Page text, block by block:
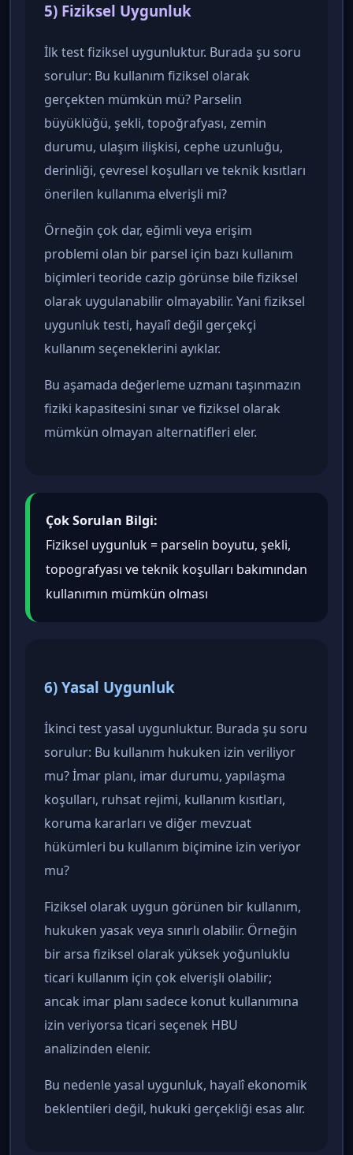
5) Fiziksel Uygunluk
İlk test fiziksel uygunluktur. Burada şu soru
sorulur: Bu kullanım fiziksel olarak
gerçekten mümkün mü? Parselin
büyüklüğü, şekli, topoğrafyası, zemin
durumu, ulaşım ilişkisi, cephe uzunluğu,
derinliği, çevresel koşulları ve teknik kısıtları
önerilen kullanıma elverişli mi?
Örneğin çok dar, eğimli veya erişim
problemi olan bir parsel için bazı kullanım
biçimleri teoride cazip görünse bile fiziksel
olarak uygulanabilir olmayabilir. Yani fiziksel
uygunluk testi, hayalî değil gerçekçi
kullanım seçeneklerini ayıklar.
Bu aşamada değerleme uzmanı taşınmazın
fiziki kapasitesini sınar ve fiziksel olarak
mümkün olmayan alternatifleri eler.
Çok Sorulan Bilgi:
Fiziksel uygunluk = parselin boyutu, şekli,
topografyası ve teknik koşulları bakımından
kullanımın mümkün olması
6) Yasal Uygunluk
İkinci test yasal uygunluktur. Burada şu soru
sorulur: Bu kullanım hukuken izin veriliyor
mu? İmar planı, imar durumu, yapılaşma
koşulları, ruhsat rejimi, kullanım kısıtları,
koruma kararları ve diğer mevzuat
hükümleri bu kullanım biçimine izin veriyor
mu?
Fiziksel olarak uygun görünen bir kullanım,
hukuken yasak veya sınırlı olabilir. Örneğin
bir arsa fiziksel olarak yüksek yoğunluklu
ticari kullanım için çok elverişli olabilir;
ancak imar planı sadece konut kullanımına
izin veriyorsa ticari seçenek HBU
analizinden elenir.
Bu nedenle yasal uygunluk, hayalî ekonomik
beklentileri değil, hukuki gerçekliği esas alır.